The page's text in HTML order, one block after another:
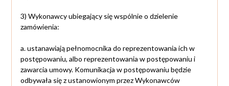
3) Wykonawcy ubiegający się wspólnie o dzielenie
zamówienia:
a. ustanawiają pełnomocnika do reprezentowania ich w
postępowaniu, albo reprezentowania w postępowaniu i
zawarcia umowy. Komunikacja w postępowaniu będzie
odbywała się z ustanowionym przez Wykonawców